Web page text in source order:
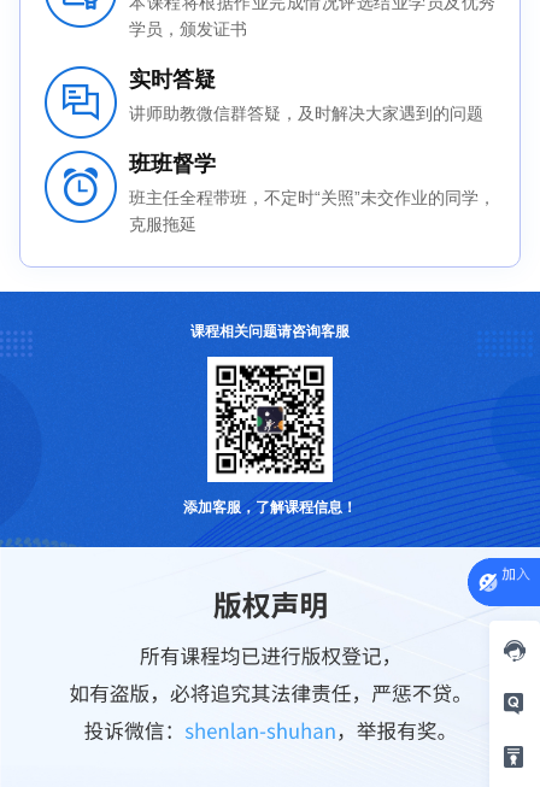
学员，颁发证书
实时答疑
讲师助教微信群答疑，及时解决大家遇到的问题
班班督学
班主任全程带班，不定时“关照”未交作业的同学，
克服拖延
课程相关问题请咨询客服
添加客服，了解课程信息！